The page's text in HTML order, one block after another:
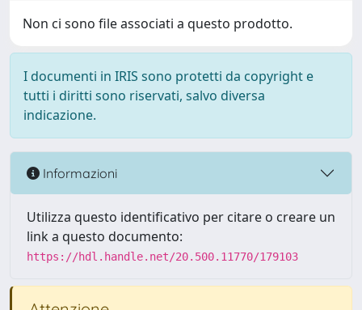
Non ci sono file associati a questo prodotto.
I documenti in IRIS sono protetti da copyright e
tutti i diritti sono riservati, salvo diversa
indicazione.
Informazioni
Utilizza questo identificativo per citare o creare un
link a questo documento:
https://hdl.handle.net/20.500.11770/179103